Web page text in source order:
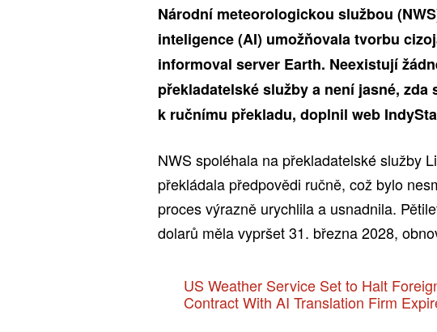
Národní meteorologickou službou
inteligence (AI) umožňovala tvorbu
informoval server Earth. Neexistují
překladatelské služby a není jasné,
k ručnímu překladu, doplnil web
NWS spoléhala na překladatelské služby
překládala předpovědi ručně, což bylo
proces výrazně urychlila a usnadnila.
dolarů měla vypršet 31. března 2028,
US Weather Service Set to Halt
Contract With AI Translation Firm